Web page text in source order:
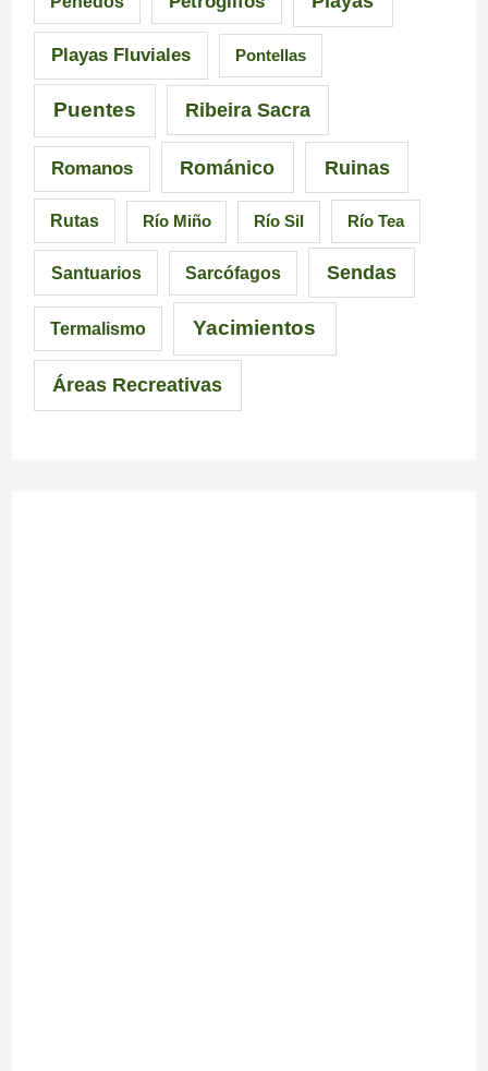
Playas Fluviales Pontellas
Puentes Ribeira Sacra
Romanos Románico Ruinas
Rutas Río Miño Río Sil Río Tea
Santuarios Sarcófagos Sendas
Termalismo Yacimientos
Áreas Recreativas
C
a
r
a
l
a
l
i
c
i
a
i
s
i
c
i
n